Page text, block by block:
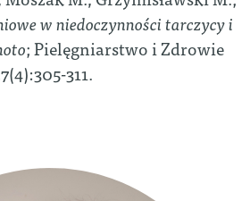
w niedoczynności tarczycy i
; Pielęgniarstwo i Zdrowie
311.